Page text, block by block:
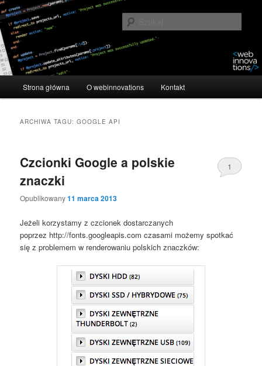
Przeskocz
do
tekstu
Przeskocz
do
widgetów
webinnovations
Kolejny techniczny blog firmowy
Strona główna O webinnovations Kontakt
ARCHIWA TAGU:GOOGLE API
Czcionki Google a polskie
znaczki
Opublikowany11 marca 2013
1
Jeżeli korzystamy z czcionek dostarczanych
poprzez http://fonts.googleapis.com czasami możemy spotkać
się z problemem w renderowaniu polskich znaczków: